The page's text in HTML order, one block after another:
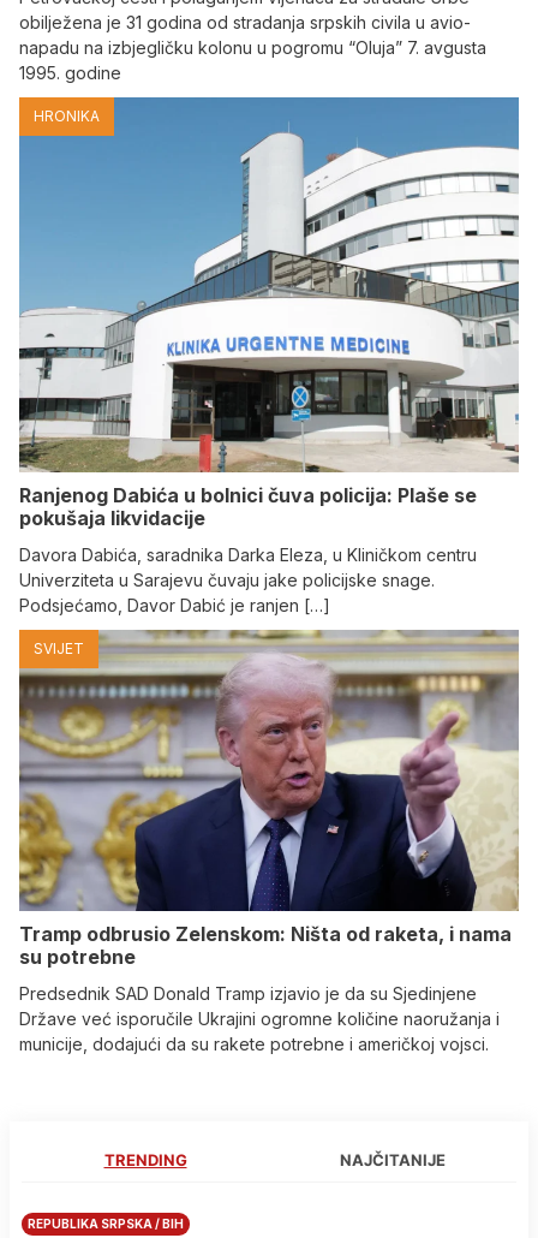
obilježena je 31 godina od stradanja srpskih civila u avio-
napadu na izbjegličku kolonu u pogromu “Oluja” 7. avgusta
1995. godine
HRONIKA
Ranjenog Dabića u bolnici čuva policija: Plaše se
pokušaja likvidacije
Davora Dabića, saradnika Darka Eleza, u Kliničkom centru
Univerziteta u Sarajevu čuvaju jake policijske snage.
Podsjećamo, Davor Dabić je ranjen […]
SVIJET
Tramp odbrusio Zelenskom: Ništa od raketa, i nama
su potrebne
Predsednik SAD Donald Tramp izjavio je da su Sjedinjene
Države već isporučile Ukrajini ogromne količine naoružanja i
municije, dodajući da su rakete potrebne i američkoj vojsci.
TRENDING NAJČITANIJE
REPUBLIKA SRPSKA / BIH